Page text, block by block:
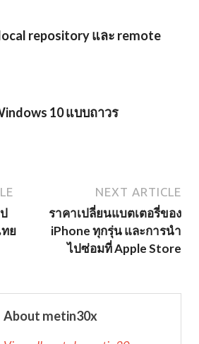
repository และ remote
10 แบบถาวร
ทย
NEXT ARTICLE
ราคาเปลี่ยนแบตเตอรี่ของ
iPhone ทุกรุ่น และการนำ
ไปซ่อมที่ Apple Store
About metin30x